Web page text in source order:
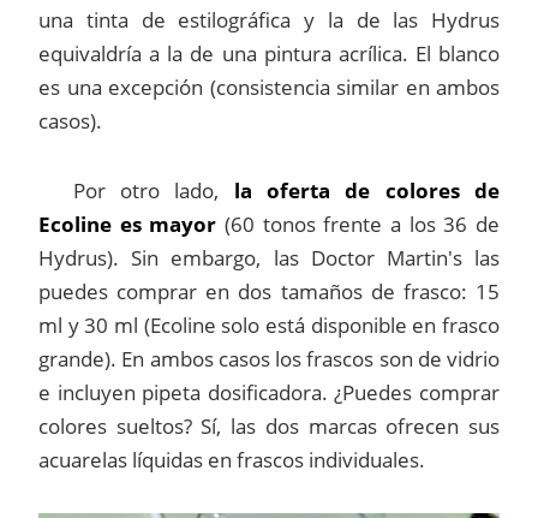
una tinta de estilográfica y la de las Hydrus
equivaldría a la de una pintura acrílica. El blanco
es una excepción (consistencia similar en ambos
casos).
Por otro lado, la oferta de colores de
Ecoline es mayor (60 tonos frente a los 36 de
Hydrus). Sin embargo, las Doctor Martin's las
puedes comprar en dos tamaños de frasco: 15
ml y 30 ml (Ecoline solo está disponible en frasco
grande). En ambos casos los frascos son de vidrio
e incluyen pipeta dosificadora. ¿Puedes comprar
colores sueltos? Sí, las dos marcas ofrecen sus
acuarelas líquidas en frascos individuales.